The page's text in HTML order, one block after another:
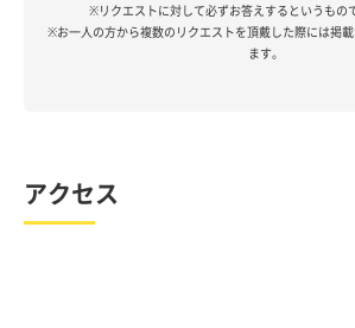
※リクエストに対して必ずお答えするというもの
※お一人の方から複数のリクエストを頂戴した際には掲
ます。
アクセス